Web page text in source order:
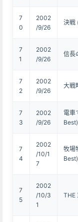
7
0
2002
/9/26
決戦
7
1
2002
/9/26
信長
7
2
2002
/9/26
大戦
7
3
2002
/9/26
電車
Best)
7
4
2002
/10/1
7
牧場
Best)
7
5
2002
/10/3
1
THE